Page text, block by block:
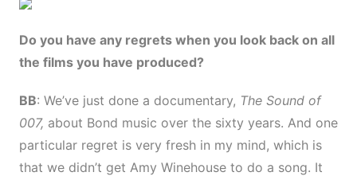
Do you have any regrets when you look back on all
the films you have produced?
BB: We’ve just done a documentary, The Sound of
007, about Bond music over the sixty years. And one
particular regret is very fresh in my mind, which is
that we didn’t get Amy Winehouse to do a song. It